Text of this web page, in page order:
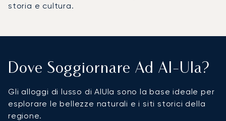
storia e cultura.
Dove Soggiornare Ad Al-Ula?
Gli alloggi di lusso di AlUla sono la base ideale per
esplorare le bellezze naturali e i siti storici della
regione.